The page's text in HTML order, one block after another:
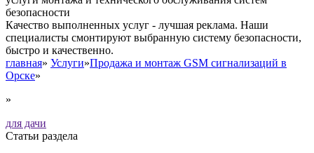
безопасности
Качество выполненных услуг - лучшая реклама. Наши
специалисты смонтируют выбранную систему безопасности,
быстро и качественно.
главная» Услуги»Продажа и монтаж GSM сигнализаций в
Орске»
»
для дачи
Статьи раздела